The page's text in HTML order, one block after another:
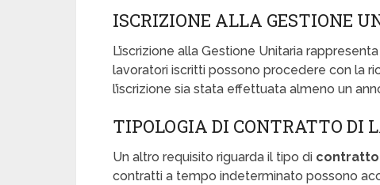
ISCRIZIONE ALLA GESTIONE
L’iscrizione alla Gestione Unitaria
lavoratori iscritti possono procedere con la
l’iscrizione sia stata effettuata almeno un
TIPOLOGIA DI CONTRATTO DI
Un altro requisito riguarda il tipo di
contratti a tempo indeterminato possono